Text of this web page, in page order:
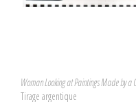
Woman Looking at Paintings Made by a
Tirage argentique